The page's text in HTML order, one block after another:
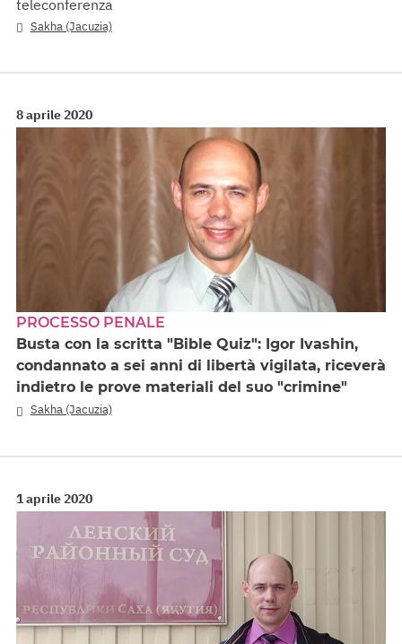
teleconferenza
Sakha (Jacuzia)
8 aprile 2020
PROCESSO PENALE
Busta con la scritta "Bible Quiz": Igor Ivashin,
condannato a sei anni di libertà vigilata, riceverà
indietro le prove materiali del suo "crimine"
Sakha (Jacuzia)
1 aprile 2020